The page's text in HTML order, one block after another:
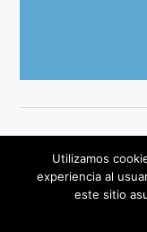
©
Utilizamos
experiencia al
este sitio